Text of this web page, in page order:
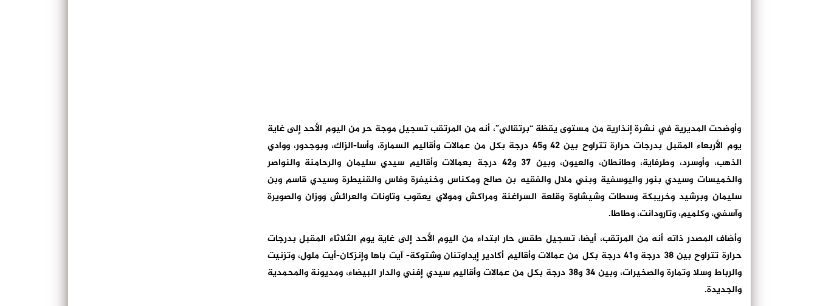
وأوضحت المديرية في نشرة إنذارية من مستوى يقظة “برتقالي”، أنه من المرتقب تسجيل موجة حر من اليوم الأحد إلى غاية
يوم الأربعاء المقبل بدرجات حرارة تتراوح بين 42 و45 درجة بكل من عمالات وأقاليم السمارة، وأسا-الزاك، وبوجدور، ووادي
الذهب، وأوسرد، وطرفاية، وطانطان، والعيون، وبين 37 و42 درجة بعمالات وأقاليم سيدي سليمان والرحامنة والنواصر
والخميسات وسيدي بنور واليوسفية وبني ملال والفقيه بن صالح ومكناس وخنيفرة وفاس والقنيطرة وسيدي قاسم وبن
سليمان وبرشيد وخريبكة وسطات وشيشاوة وقلعة السراغنة ومراكش ومولاي يعقوب وتاونات والعرائش ووزان والصويرة
وآسفي، وكلميم، وتارودانت، وطاطا.
وأضاف المصدر ذاته أنه من المرتقب، أيضا، تسجيل طقس حار ابتداء من اليوم الأحد إلى غاية يوم الثلاثاء المقبل بدرجات
حرارة تتراوح بين 38 درجة و41 درجة بكل من عمالات وأقاليم أكادير إيداوتنان وشتوكة- آيت باها وإنزكان-أيت ملول، وتزنيت
والرباط وسلا وتمارة والصخيرات، وبين 34 و38 درجة بكل من عمالات وأقاليم سيدي إفني والدار البيضاء، ومديونة والمحمدية
والجديدة.